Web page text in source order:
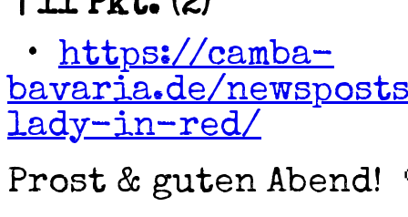
| 11 Pkt. (2)
• https://camba-
bavaria.de/
lady-in-red/
Prost & guten Abend!